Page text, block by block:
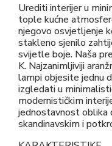
Urediti interijer u
tople kućne
njegovo osvjetljenje
stakleno sjenilo
svijetle boje. Naša
K. Najzanimljiviji
lampi objesite jednu
izgledati u
modernističkim
jednostavnost oblika
skandinavskim i